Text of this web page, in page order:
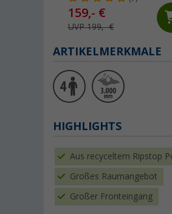
159,- €
UVP 199,- €
ARTIKELMERKMALE
HIGHLIGHTS
Aus recyceltem Ripstop
Großes Raumangebot
Großer Fronteingang